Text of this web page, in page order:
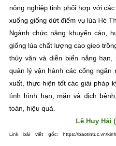
nông nghiệp tỉnh phối hợp với
xuống giống dứt điểm vụ lúa Hè
Ngành chức năng khuyến cáo,
giống lúa chất lượng cao gieo
thủy văn và diễn biến nắng
quản lý vận hành các cống ngăn
xuất, thực hiện tốt các giải pháp
tình hình hạn, mặn và dịch
toàn, hiệu quả.
Lê Huy Hải
Link bài viết gốc: https://baotintuc.vn/kinh-